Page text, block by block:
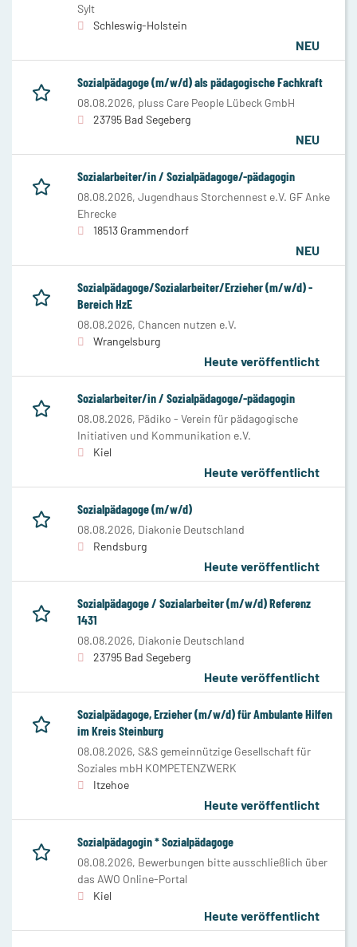
Sylt
Schleswig-Holstein
NEU
Sozialpädagoge (m/w/d) als pädagogische Fachkraft
08.08.2026, pluss Care People Lübeck GmbH
23795 Bad Segeberg
NEU
Sozialarbeiter/in / Sozialpädagoge/-pädagogin
08.08.2026, Jugendhaus Storchennest e.V. GF Anke
Ehrecke
18513 Grammendorf
NEU
Sozialpädagoge/Sozialarbeiter/Erzieher (m/w/d) -
Bereich HzE
08.08.2026, Chancen nutzen e.V.
Wrangelsburg
Heute veröffentlicht
Sozialarbeiter/in / Sozialpädagoge/-pädagogin
08.08.2026, Pädiko - Verein für pädagogische
Initiativen und Kommunikation e.V.
Kiel
Heute veröffentlicht
Sozialpädagoge (m/w/d)
08.08.2026, Diakonie Deutschland
Rendsburg
Heute veröffentlicht
Sozialpädagoge / Sozialarbeiter (m/w/d) Referenz
1431
08.08.2026, Diakonie Deutschland
23795 Bad Segeberg
Heute veröffentlicht
Sozialpädagoge, Erzieher (m/w/d) für Ambulante Hilfen
im Kreis Steinburg
08.08.2026, S&S gemeinnützige Gesellschaft für
Soziales mbH KOMPETENZWERK
Itzehoe
Heute veröffentlicht
Sozialpädagogin * Sozialpädagoge
08.08.2026, Bewerbungen bitte ausschließlich über
das AWO Online-Portal
Kiel
Heute veröffentlicht